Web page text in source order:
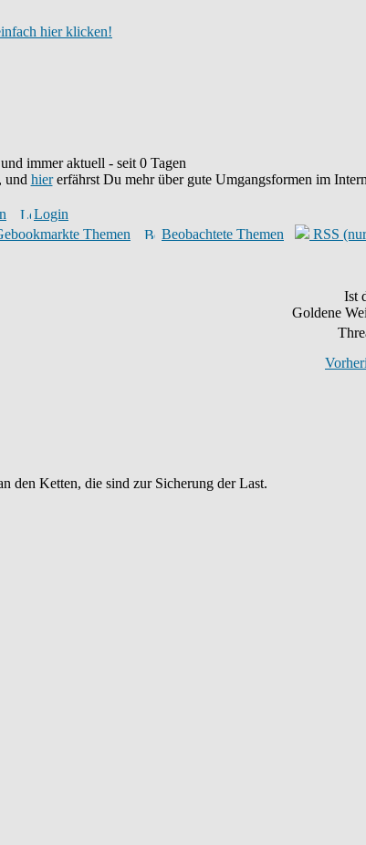
hier klicken!
immer aktuell - seit 0 Tagen
und hiererfährst Du mehr über gute Umgangsformen im
Login
Themen
Beobachtete Themen RSS
Ist
Goldene
den Ketten, die sind zur Sicherung der Last.